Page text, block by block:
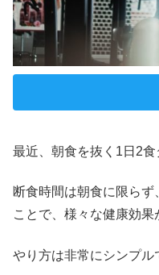
最近、朝食を抜く1日2食
断食時間は朝食に限ら
ことで、様々な健康効果
やり方は非常にシンプル